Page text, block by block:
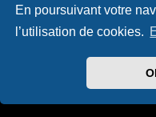
En poursuivant votre
l’utilisation de cookies.